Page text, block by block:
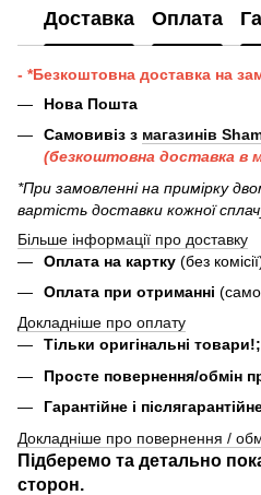
Доставка Оплата
- *Безкоштовна доставка на
Нова Пошта
Самовивіз з магазинів
(безкоштовна доставка в
*При замовленні на примірку
вартість доставки кожної
Більше інформації про доставку
Оплата на картку (без
Оплата при отриманні
Докладніше про оплату
Тільки оригінальні товари!;
Просте повернення/обмін
Гарантійне і
Докладніше про повернення /
Підберемо та детально
сторон.